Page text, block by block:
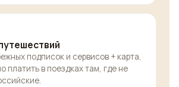
подписок и сервисов + карта,
платить в поездках там, где не